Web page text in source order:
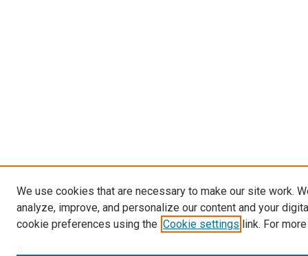
We use cookies that are necessary to make our site work.
analyze, improve, and personalize our content and your
cookie preferences using the Cookie settings link. For